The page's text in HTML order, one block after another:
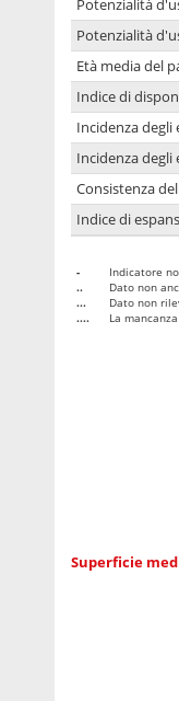
Potenzialità
Potenzialità
Età media del
Indice di
Incidenza
Incidenza
Consistenza
Indice di
-
Indicatore
..
Dato non
...
Dato non
....
La
Superficie